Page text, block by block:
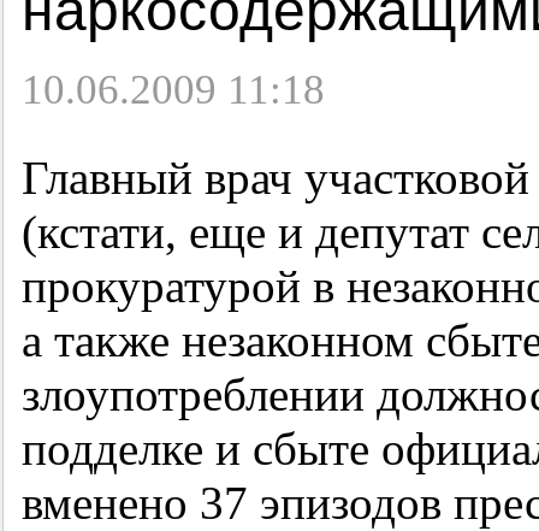
10.06.2009 11:18
Главный врач
(кстати, еще и депутат
прокуратурой в
а также незаконном
злоупотреблении
подделке и сбыте
вменено 37 эпизодов